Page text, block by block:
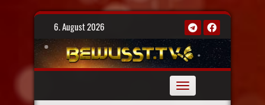
Skip
6. August 2026
Toggle
navigation